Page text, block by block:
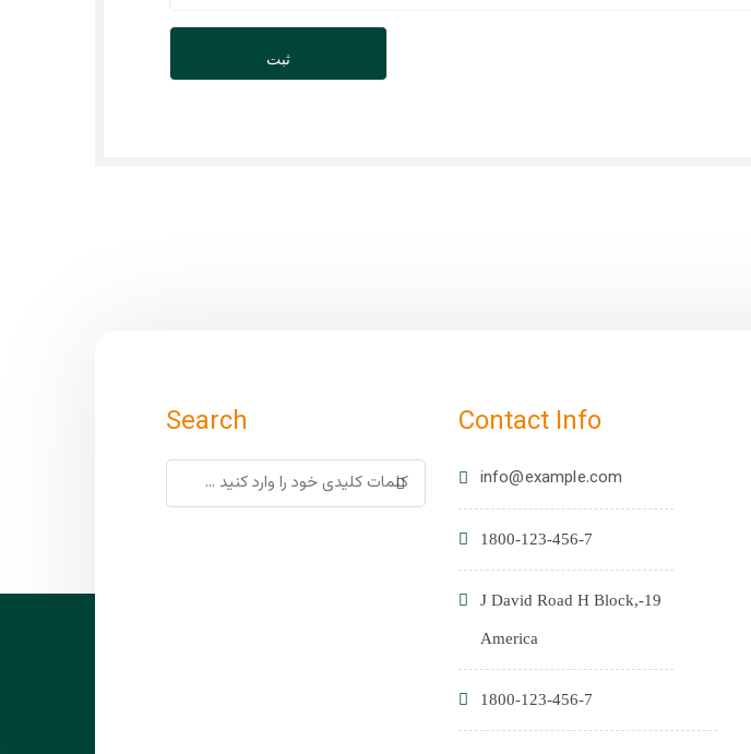
Contact Info
info@example.com
1800-123-456-7
19-J David Road H Block,
America
1800-123-456-7
Search